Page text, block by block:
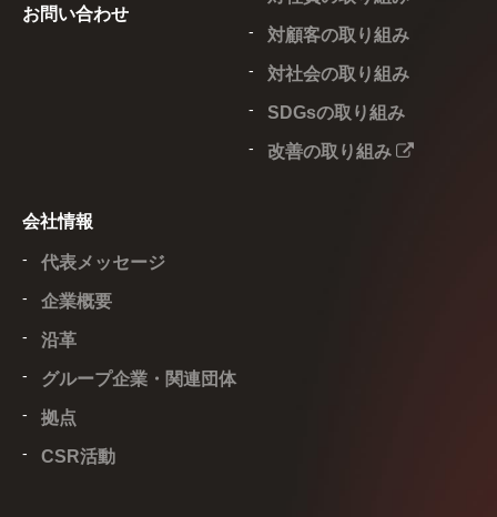
お問い合わせ
対顧客の取り組み
対社会の取り組み
SDGsの取り組み
改善の取り組み
会社情報
代表メッセージ
企業概要
沿革
グループ企業・関連団体
拠点
CSR活動